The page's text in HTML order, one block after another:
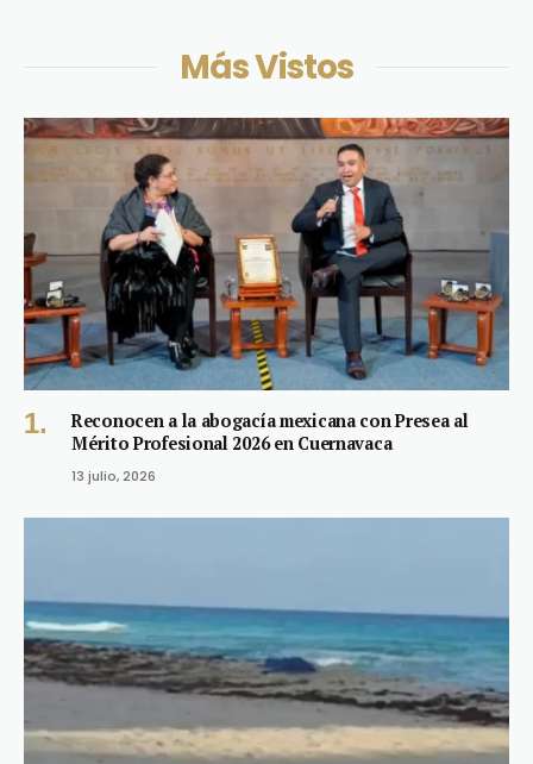
Más Vistos
Reconocen a la abogacía mexicana con Presea al
Mérito Profesional 2026 en Cuernavaca
13 julio, 2026